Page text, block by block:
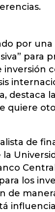
por
para
inversión
destaca la
quiere
de
los
de